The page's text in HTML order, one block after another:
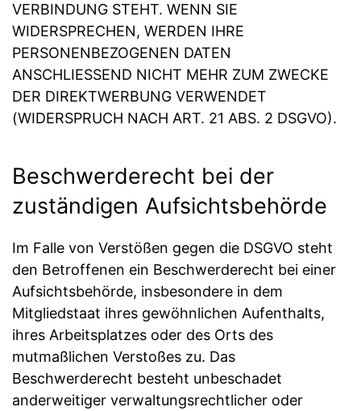
VERBINDUNG STEHT. WENN SIE
WIDERSPRECHEN, WERDEN IHRE
PERSONENBEZOGENEN DATEN
ANSCHLIESSEND NICHT MEHR ZUM ZWECKE
DER DIREKTWERBUNG VERWENDET
(WIDERSPRUCH NACH ART. 21 ABS. 2 DSGVO).
Beschwerde­recht bei der
zuständigen Aufsichts­behörde
Im Falle von Verstößen gegen die DSGVO steht
den Betroffenen ein Beschwerderecht bei einer
Aufsichtsbehörde, insbesondere in dem
Mitgliedstaat ihres gewöhnlichen Aufenthalts,
ihres Arbeitsplatzes oder des Orts des
mutmaßlichen Verstoßes zu. Das
Beschwerderecht besteht unbeschadet
anderweitiger verwaltungsrechtlicher oder